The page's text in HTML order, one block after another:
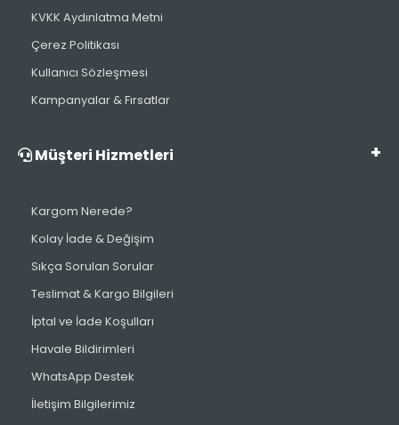
KVKK Aydınlatma Metni
Çerez Politikası
Kullanıcı Sözleşmesi
Kampanyalar & Fırsatlar
Müşteri Hizmetleri
Kargom Nerede?
Kolay İade & Değişim
Sıkça Sorulan Sorular
Teslimat & Kargo Bilgileri
İptal ve İade Koşulları
Havale Bildirimleri
WhatsApp Destek
İletişim Bilgilerimiz